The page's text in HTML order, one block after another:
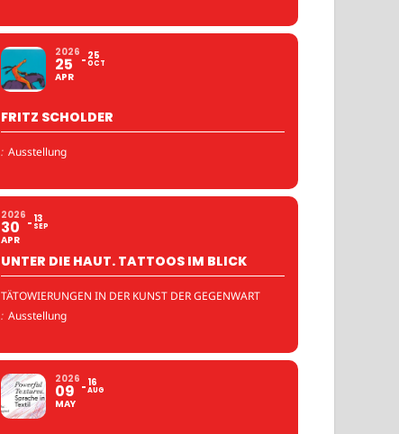
2026
25
APR
25
OCT
FRITZ SCHOLDER
: Ausstellung
2026
30
APR
13
SEP
UNTER DIE HAUT. TATTOOS IM BLICK
TÄTOWIERUNGEN IN DER KUNST DER GEGENWART
: Ausstellung
2026
09
MAY
16
AUG